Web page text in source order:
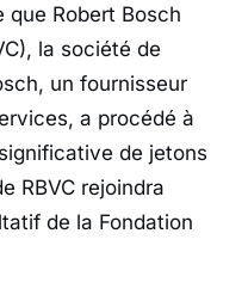
Robert Bosch
la société de
un fournisseur
a procédé à
de jetons
RBVC rejoindra
de la Fondation